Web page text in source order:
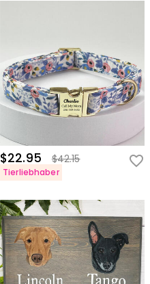
$22.95 $42.15
Tierliebhaber